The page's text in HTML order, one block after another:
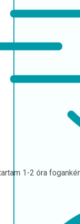
1-2 óra